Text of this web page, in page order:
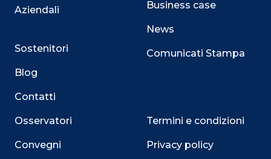
Aziendali
Sostenitori
Blog
Contatti
Osservatori
Convegni
Business case
News
Comunicati Stampa
Termini e condizioni
Privacy policy